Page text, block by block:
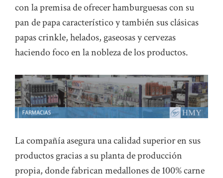
con la premisa de ofrecer hamburguesas con su
pan de papa característico y también sus clásicas
papas crinkle, helados, gaseosas y cervezas
haciendo foco en la nobleza de los productos.
La compañía asegura una calidad superior en sus
productos gracias a su planta de producción
propia, donde fabrican medallones de 100% carne